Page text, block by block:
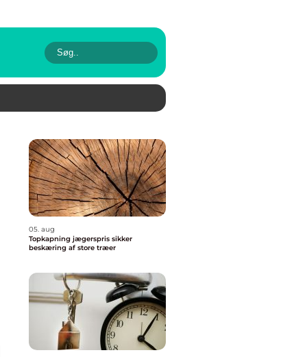
05. aug
Topkapning jægerspris sikker
beskæring af store træer